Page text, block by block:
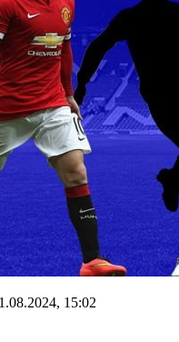
15:02